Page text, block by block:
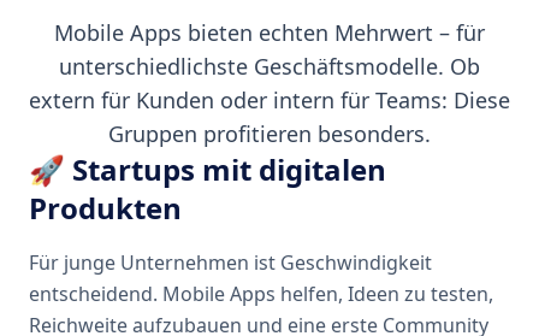
Mobile Apps bieten echten Mehrwert – für
unterschiedlichste Geschäftsmodelle. Ob
extern für Kunden oder intern für Teams: Diese
Gruppen profitieren besonders.
🚀 Startups mit digitalen
Produkten
Für junge Unternehmen ist Geschwindigkeit
entscheidend. Mobile Apps helfen, Ideen zu testen,
Reichweite aufzubauen und eine erste Community